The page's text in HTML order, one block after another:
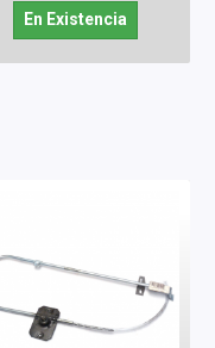
En Existencia